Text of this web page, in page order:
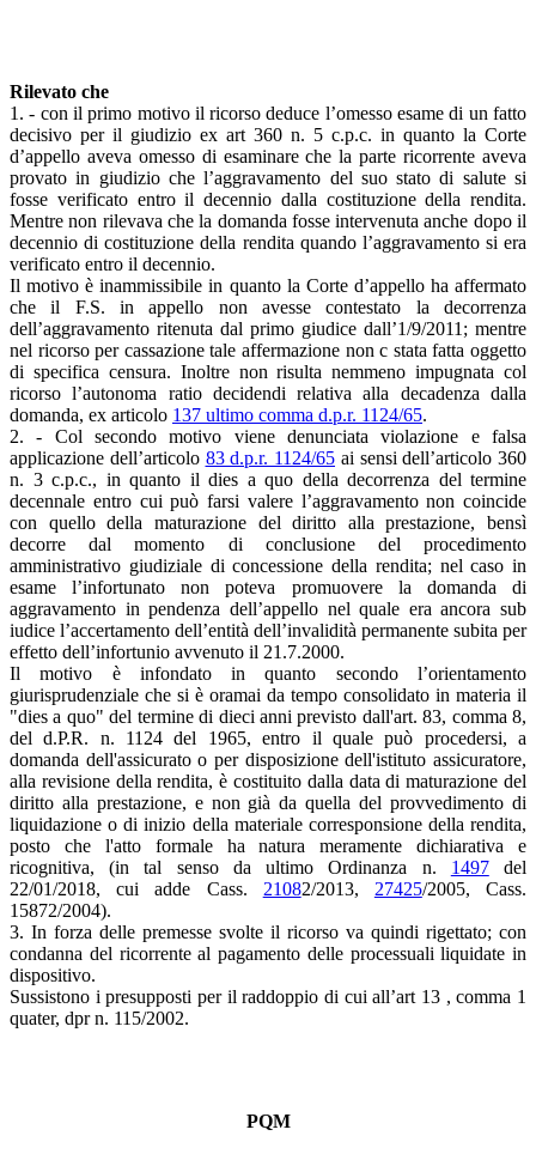
Rilevato che
1. - con il primo motivo il ricorso deduce l’omesso esame di un fatto
decisivo per il giudizio ex art 360 n. 5 c.p.c. in quanto la Corte
d’appello aveva omesso di esaminare che la parte ricorrente aveva
provato in giudizio che l’aggravamento del suo stato di salute si
fosse verificato entro il decennio dalla costituzione della rendita.
Mentre non rilevava che la domanda fosse intervenuta anche dopo il
decennio di costituzione della rendita quando l’aggravamento si era
verificato entro il decennio.
Il motivo è inammissibile in quanto la Corte d’appello ha affermato
che il F.S. in appello non avesse contestato la decorrenza
dell’aggravamento ritenuta dal primo giudice dall’1/9/2011; mentre
nel ricorso per cassazione tale affermazione non c stata fatta oggetto
di specifica censura. Inoltre non risulta nemmeno impugnata col
ricorso l’autonoma ratio decidendi relativa alla decadenza dalla
domanda, ex articolo 137 ultimo comma d.p.r. 1124/65.
2. - Col secondo motivo viene denunciata violazione e falsa
applicazione dell’articolo 83 d.p.r. 1124/65 ai sensi dell’articolo 360
n. 3 c.p.c., in quanto il dies a quo della decorrenza del termine
decennale entro cui può farsi valere l’aggravamento non coincide
con quello della maturazione del diritto alla prestazione, bensì
decorre dal momento di conclusione del procedimento
amministrativo giudiziale di concessione della rendita; nel caso in
esame l’infortunato non poteva promuovere la domanda di
aggravamento in pendenza dell’appello nel quale era ancora sub
iudice l’accertamento dell’entità dell’invalidità permanente subita per
effetto dell’infortunio avvenuto il 21.7.2000.
Il motivo è infondato in quanto secondo l’orientamento
giurisprudenziale che si è oramai da tempo consolidato in materia il
"dies a quo" del termine di dieci anni previsto dall'art. 83, comma 8,
del d.P.R. n. 1124 del 1965, entro il quale può procedersi, a
domanda dell'assicurato o per disposizione dell'istituto assicuratore,
alla revisione della rendita, è costituito dalla data di maturazione del
diritto alla prestazione, e non già da quella del provvedimento di
liquidazione o di inizio della materiale corresponsione della rendita,
posto che l'atto formale ha natura meramente dichiarativa e
ricognitiva, (in tal senso da ultimo Ordinanza n. 1497del
22/01/2018, cui adde Cass. 21082/2013, 27425/2005, Cass.
15872/2004).
3. In forza delle premesse svolte il ricorso va quindi rigettato; con
condanna del ricorrente al pagamento delle processuali liquidate in
dispositivo.
Sussistono i presupposti per il raddoppio di cui all’art 13 , comma 1
quater, dpr n. 115/2002.
PQM